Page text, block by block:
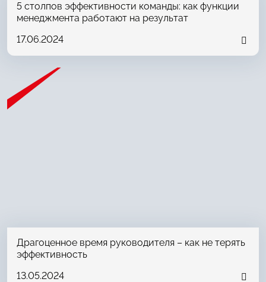
5 столпов эффективности команды: как функции
менеджмента работают на результат
17.06.2024
Драгоценное время руководителя – как не терять
эффективность
13.05.2024